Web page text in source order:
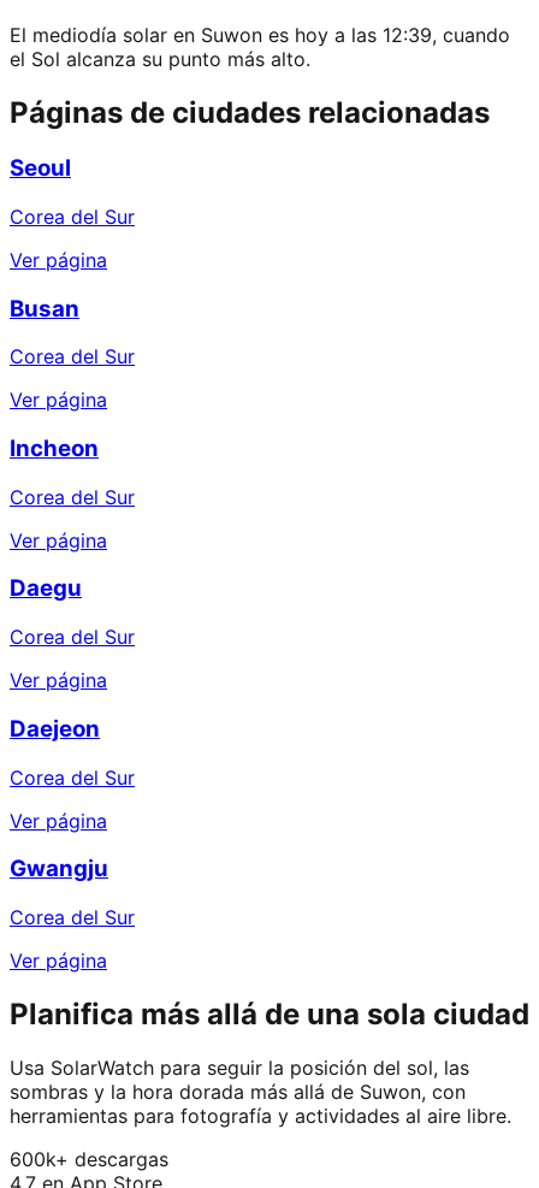
El mediodía solar en Suwon es hoy a las 12:39, cuando
el Sol alcanza su punto más alto.
Páginas de ciudades relacionadas
Seoul
Corea del Sur
Ver página
Busan
Corea del Sur
Ver página
Incheon
Corea del Sur
Ver página
Daegu
Corea del Sur
Ver página
Daejeon
Corea del Sur
Ver página
Gwangju
Corea del Sur
Ver página
Planifica más allá de una sola ciudad
Usa SolarWatch para seguir la posición del sol, las
sombras y la hora dorada más allá de Suwon, con
herramientas para fotografía y actividades al aire libre.
600k+ descargas
4,7 en App Store